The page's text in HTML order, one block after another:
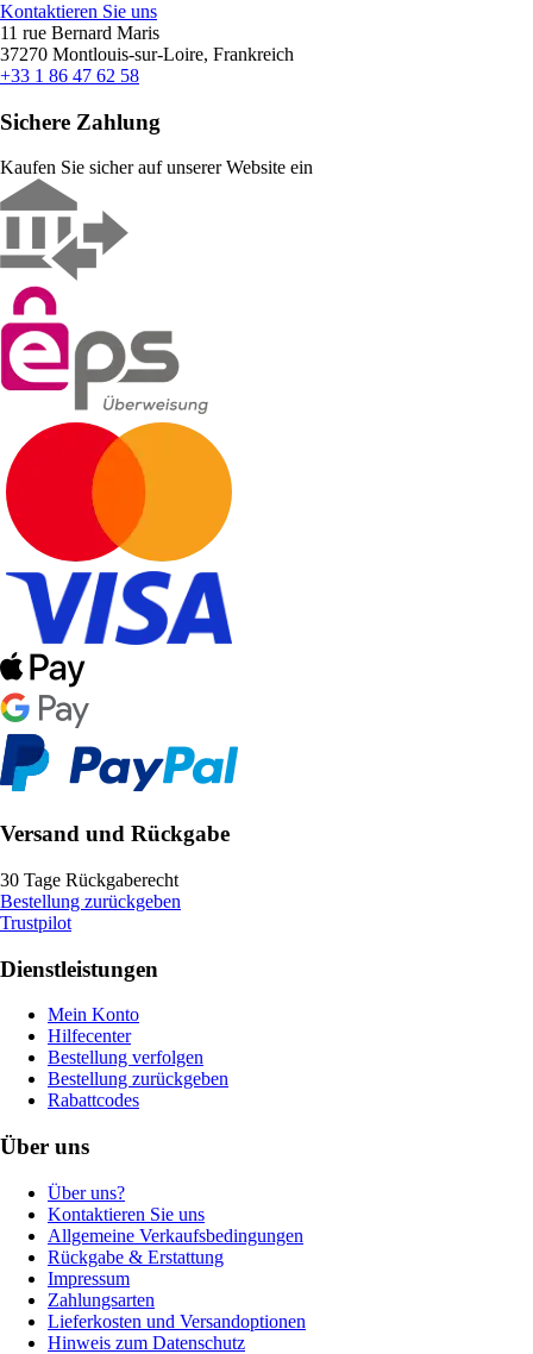
Kontaktieren Sie uns
11 rue Bernard Maris
37270 Montlouis-sur-Loire, Frankreich
+33 1 86 47 62 58
Sichere Zahlung
Kaufen Sie sicher auf unserer Website ein
Versand und Rückgabe
30 Tage Rückgaberecht
Bestellung zurückgeben
Trustpilot
Dienstleistungen
Mein Konto
Hilfecenter
Bestellung verfolgen
Bestellung zurückgeben
Rabattcodes
Über uns
Über uns?
Kontaktieren Sie uns
Allgemeine Verkaufsbedingungen
Rückgabe & Erstattung
Impressum
Zahlungsarten
Lieferkosten und Versandoptionen
Hinweis zum Datenschutz